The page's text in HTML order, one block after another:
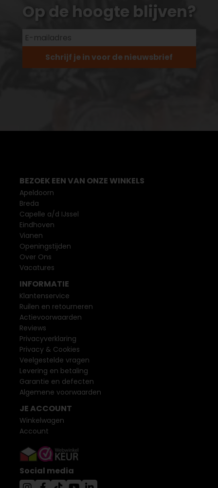
Op de hoogte blijven?
Schrijf je in voor de nieuwsbrief
BEZOEK EEN VAN ONZE WINKELS
Apeldoorn
Breda
Capelle a/d IJssel
Eindhoven
Vianen
Openingstijden
Over Ons
Vacatures
INFORMATIE
Klantenservice
Ruilen en retourneren
Actievoorwaarden
Reviews
Privacyverklaring
Privacy & Cookies
Veelgestelde vragen
Levering en betaling
Garantie en defecten
Algemene voorwaarden
JE ACCOUNT
Winkelwagen
Account
Social media